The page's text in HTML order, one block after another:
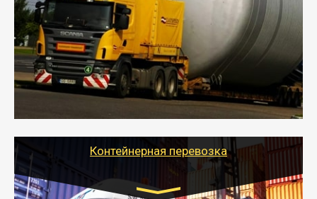
- Перевозка техники и негабаритных грузов
осуществляется после получения разрешения на
перевозку (обычно 7-14 дней).
- Тайгер Логистик в короткие сроки поможет вам
качественно и безопасно перевезти негабаритные
грузы по всей России тралом, манипулятором и
другим транспортом и подобрать оптимальный
Контейнерная перевозка